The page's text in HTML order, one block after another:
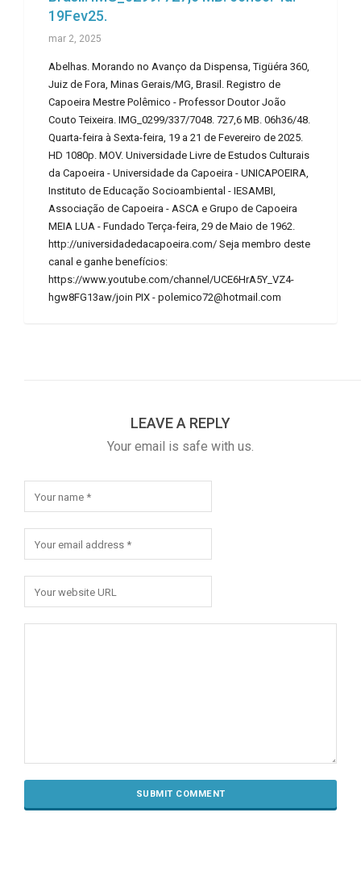
19Fev25.
mar 2, 2025
Abelhas. Morando no Avanço da Dispensa, Tigüéra 360,
Juiz de Fora, Minas Gerais/MG, Brasil. Registro de
Capoeira Mestre Polêmico - Professor Doutor João
Couto Teixeira. IMG_0299/337/7048. 727,6 MB. 06h36/48.
Quarta-feira à Sexta-feira, 19 a 21 de Fevereiro de 2025.
HD 1080p. MOV. Universidade Livre de Estudos Culturais
da Capoeira - Universidade da Capoeira - UNICAPOEIRA,
Instituto de Educação Socioambiental - IESAMBI,
Associação de Capoeira - ASCA e Grupo de Capoeira
MEIA LUA - Fundado Terça-feira, 29 de Maio de 1962.
http://universidadedacapoeira.com/ Seja membro deste
canal e ganhe benefícios:
https://www.youtube.com/channel/UCE6HrA5Y_VZ4-
hgw8FG13aw/join PIX - polemico72@hotmail.com
LEAVE A REPLY
Your email is safe with us.